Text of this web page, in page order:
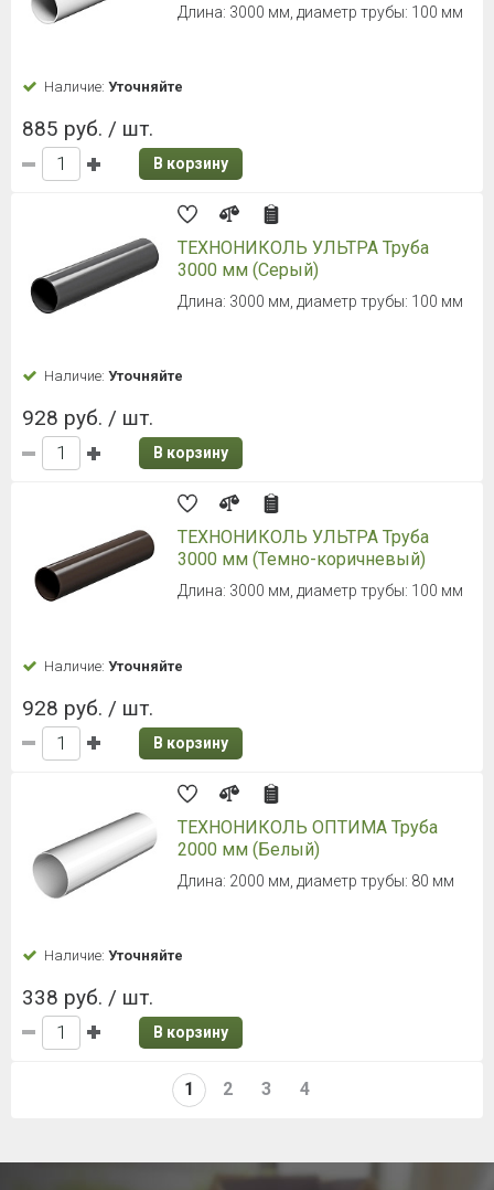
Длина: 3000 мм, диаметр трубы: 100 мм
Наличие: Уточняйте
885 руб. / шт.
В корзину
ТЕХНОНИКОЛЬ УЛЬТРА Труба
3000 мм (Серый)
Длина: 3000 мм, диаметр трубы: 100 мм
Наличие: Уточняйте
928 руб. / шт.
В корзину
ТЕХНОНИКОЛЬ УЛЬТРА Труба
3000 мм (Темно-коричневый)
Длина: 3000 мм, диаметр трубы: 100 мм
Наличие: Уточняйте
928 руб. / шт.
В корзину
ТЕХНОНИКОЛЬ ОПТИМА Труба
2000 мм (Белый)
Длина: 2000 мм, диаметр трубы: 80 мм
Наличие: Уточняйте
338 руб. / шт.
В корзину
1 2 3 4